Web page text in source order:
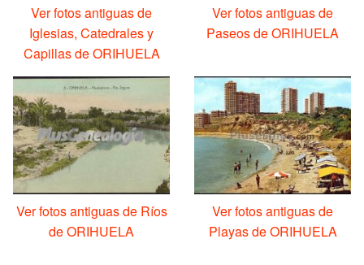
Ver fotos antiguas de
Iglesias, Catedrales y
Capillas de ORIHUELA
Ver fotos antiguas de
Paseos de ORIHUELA
Ver fotos antiguas de Ríos
de ORIHUELA
Ver fotos antiguas de
Playas de ORIHUELA